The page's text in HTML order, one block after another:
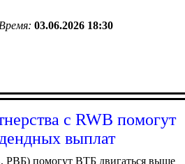
Время: 03.06.2026 18:30
с RWB помогут
выплат
РВБ) помогут ВТБ двигаться выше